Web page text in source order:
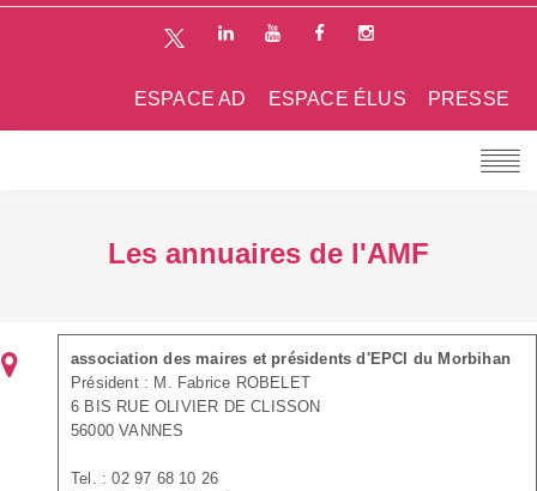
PRESSE
ESPACE ÉLUS
ESPACE AD
Les annuaires de l'AMF
association des maires et présidents d'EPCI du Morbihan
Président : M. Fabrice ROBELET
6 BIS RUE OLIVIER DE CLISSON
56000 VANNES
Tel. : 02 97 68 10 26